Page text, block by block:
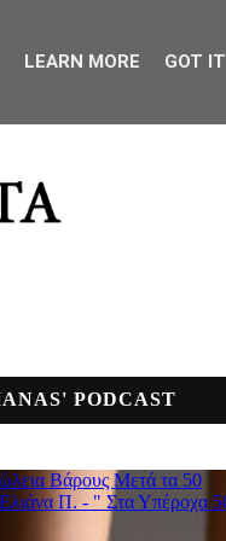
PODCAST
LEARN MORE GOT IT